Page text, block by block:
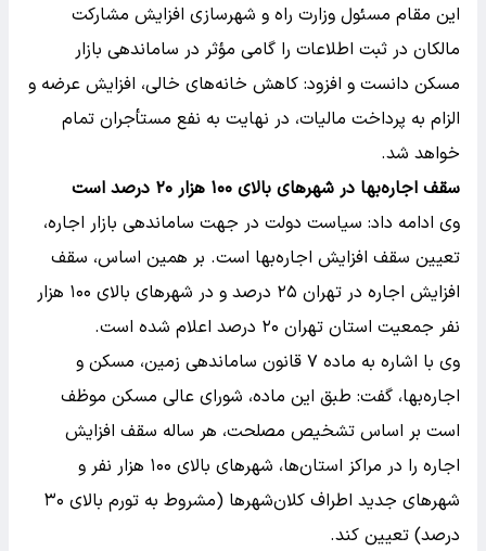
این مقام مسئول وزارت راه و شهرسازی افزایش مشارکت
مالکان در ثبت اطلاعات را گامی مؤثر در ساماندهی بازار
مسکن دانست و افزود: کاهش خانه‌های خالی، افزایش عرضه و
الزام به پرداخت مالیات، در نهایت به نفع مستأجران تمام
خواهد شد.
سقف اجاره‌بها در شهرهای بالای ۱۰۰ هزار ۲۰ درصد است
وی ادامه داد: سیاست دولت در جهت ساماندهی بازار اجاره،
تعیین سقف افزایش اجاره‌بها است. بر همین اساس، سقف
افزایش اجاره در تهران ۲۵ درصد و در شهرهای بالای ۱۰۰ هزار
نفر جمعیت استان تهران ۲۰ درصد اعلام شده است.
وی با اشاره به ماده ۷ قانون ساماندهی زمین، مسکن و
اجاره‌بها، گفت: طبق این ماده، شورای عالی مسکن موظف
است بر اساس تشخیص مصلحت، هر ساله سقف افزایش
اجاره را در مراکز استان‌ها، شهرهای بالای ۱۰۰ هزار نفر و
شهرهای جدید اطراف کلان‌شهرها (مشروط به تورم بالای ۳۰
درصد) تعیین کند.